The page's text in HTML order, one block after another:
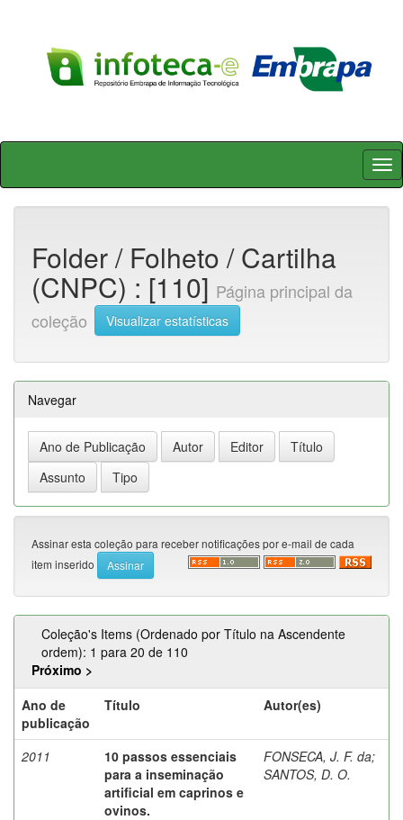
Skip
Folder / Folheto / Cartilha
(CNPC) : [110] Página principal da
coleção
Visualizar estatísticas
Navegar
Assinar esta coleção para receber notificações por e-mail de cada
item inserido
Coleção's Items (Ordenado por Título na Ascendente
ordem): 1 para 20 de 110
Próximo >
Ano de
publicação
Título Autor(es)
2011
10 passos essenciais
para a inseminação
artificial em caprinos e
ovinos.
FONSECA, J. F. da;
SANTOS, D. O.